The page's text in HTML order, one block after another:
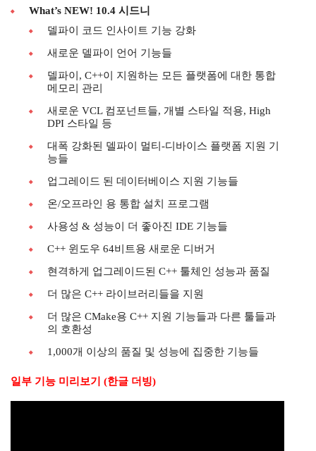
What’s NEW! 10.4 시드니
델파이 코드 인사이트 기능 강화
새로운 델파이 언어 기능들
델파이, C++이 지원하는 모든 플랫폼에 대한 통합
메모리 관리
새로운 VCL 컴포넌트들, 개별 스타일 적용, High
DPI 스타일 등
대폭 강화된 델파이 멀티-디바이스 플랫폼 지원 기
능들
업그레이드 된 데이터베이스 지원 기능들
온/오프라인 용 통합 설치 프로그램
사용성 & 성능이 더 좋아진 IDE 기능들
C++ 윈도우 64비트용 새로운 디버거
현격하게 업그레이드된 C++ 툴체인 성능과 품질
더 많은 C++ 라이브러리들을 지원
더 많은 CMake용 C++ 지원 기능들과 다른 툴들과
의 호환성
1,000개 이상의 품질 및 성능에 집중한 기능들
일부 기능 미리보기 (한글 더빙)